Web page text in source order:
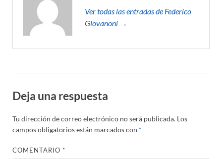
Ver todas las entradas de Federico
Giovanoni →
Deja una respuesta
Tu dirección de correo electrónico no será publicada. Los
campos obligatorios están marcados con *
COMENTARIO*